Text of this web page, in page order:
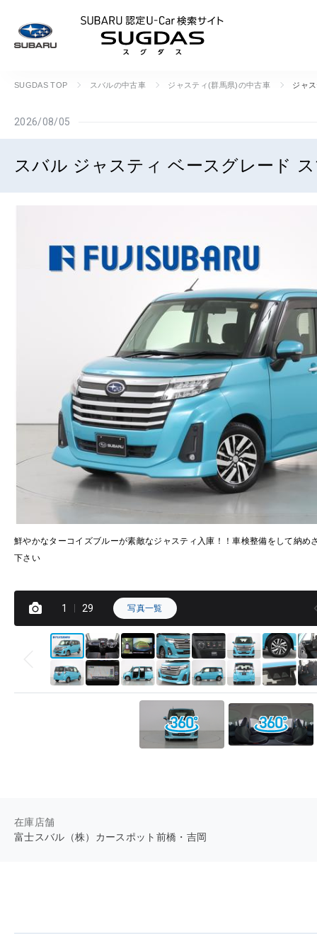
SUGDAS TOP スバルの中古車 ジャスティ(群馬県)の中古車 ジャ
2026/08/05
スバル ジャスティ ベースグレード
鮮やかなターコイズブルーが素敵なジャスティ入庫！！車検整備をして納め
下さい
1 29 写真一覧
在庫店舗
富士スバル（株）カースポット前橋・吉岡